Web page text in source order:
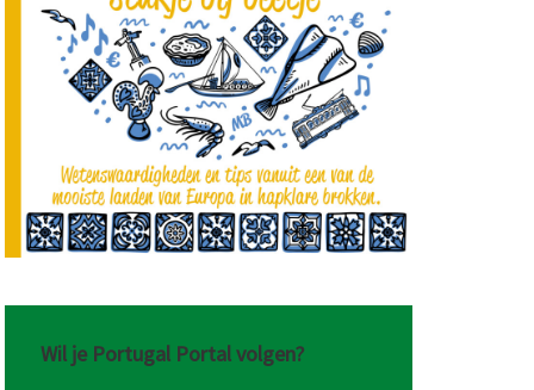
Wil je Portugal Portal volgen?